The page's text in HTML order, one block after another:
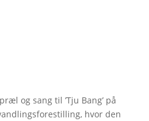
og sang til ’Tju Bang’ på
hvor den